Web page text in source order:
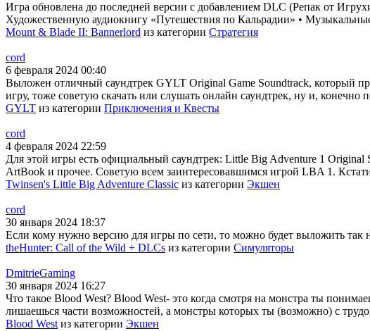
Игра обновлена до последней версии с добавлением DLC (Репак от
Художественную аудиокнигу «Путешествия по Кальрадии» •
Mount & Blade II: Bannerlord из категории Стратегия
cord
6 февраля 2024 00:40
Выложен отличный саундтрек GYLT Original Game Soundtrack, который
игру, тоже советую скачать или слушать онлайн саундтрек, ну и, конечно
GYLT из категории Приключения и Квесты
cord
4 февраля 2024 22:59
Для этой игры есть официальный саундтрек: Little Big Adventure 1
ArtBook и прочее. Советую всем заинтересовавшимся игрой LBA 1.
Twinsen's Little Big Adventure Classic из категории Экшен
cord
30 января 2024 18:37
Если кому нужно версию для игры по сети, то можно будет выложить так
theHunter: Call of the Wild + DLCs из категории Симуляторы
DmitrieGaming
30 января 2024 16:27
Что такое Blood West? Blood West- это когда смотря на монстра ты
лишаешься части возможностей, а монстры которых ты (возможно) с
Blood West из категории Экшен